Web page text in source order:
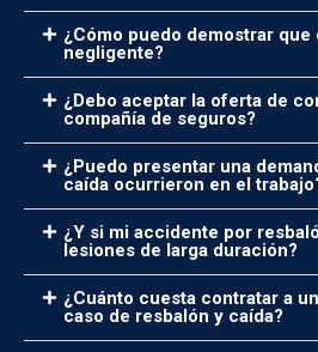
¿Cómo puedo demostrar
negligente?
¿Debo aceptar la oferta de
compañía de seguros?
¿Puedo presentar una
caída ocurrieron en el
¿Y si mi accidente por
lesiones de larga duración?
¿Cuánto cuesta contratar a
caso de resbalón y caída?